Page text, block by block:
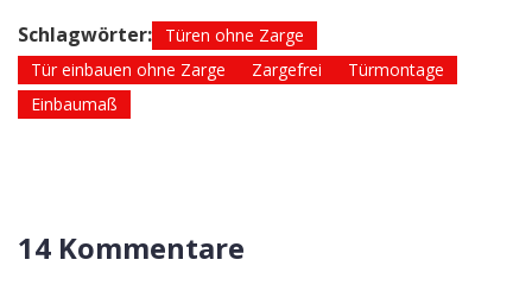
Schlagwörter:
Türen ohne Zarge
Tür einbauen ohne Zarge
Zargefrei
Türmontage
Einbaumaß
14 Kommentare